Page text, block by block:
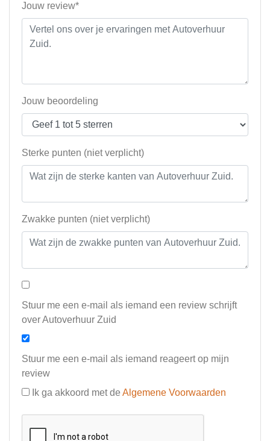
Jouw review*
Jouw beoordeling
Sterke punten (niet verplicht)
Zwakke punten (niet verplicht)
Stuur me een e-mail als iemand een review schrijft
over Autoverhuur Zuid
Stuur me een e-mail als iemand reageert op mijn
review
Ik ga akkoord met de Algemene Voorwaarden